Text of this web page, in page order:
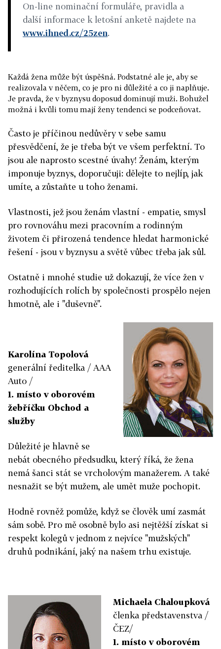
On-line nominační formuláře, pravidla a
další informace k letošní anketě najdete na
www.ihned.cz/25zen.
Každá žena může být úspěšná. Podstatné ale je, aby se
realizovala v něčem, co je pro ni důležité a co ji naplňuje.
Je pravda, že v byznysu doposud dominují muži. Bohužel
možná i kvůli tomu mají ženy tendenci se podceňovat.
Často je příčinou nedůvěry v sebe samu
přesvědčení, že je třeba být ve všem perfektní. To
jsou ale naprosto scestné úvahy! Ženám, kterým
imponuje byznys, doporučuji: dělejte to nejlíp, jak
umíte, a zůstaňte u toho ženami.
Vlastnosti, jež jsou ženám vlastní - empatie, smysl
pro rovnováhu mezi pracovním a rodinným
životem či přirozená tendence hledat harmonické
řešení - jsou v byznysu a světě vůbec třeba jak sůl.
Ostatně i mnohé studie už dokazují, že více žen v
rozhodujících rolích by společnosti prospělo nejen
hmotně, ale i "duševně".
Karolína Topolová
generální ředitelka / AAA
Auto /
1. místo v oborovém
žebříčku Obchod a
služby
Důležité je hlavně se
nebát obecného předsudku, který říká, že žena
nemá šanci stát se vrcholovým manažerem. A také
nesnažit se být mužem, ale umět muže pochopit.
Hodně rovněž pomůže, když se člověk umí zasmát
sám sobě. Pro mě osobně bylo asi nejtěžší získat si
respekt kolegů v jednom z nejvíce "mužských"
druhů podnikání, jaký na našem trhu existuje.
Michaela Chaloupková
členka představenstva /
ČEZ/
1. místo v oborovém